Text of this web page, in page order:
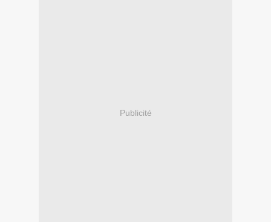
Publicité